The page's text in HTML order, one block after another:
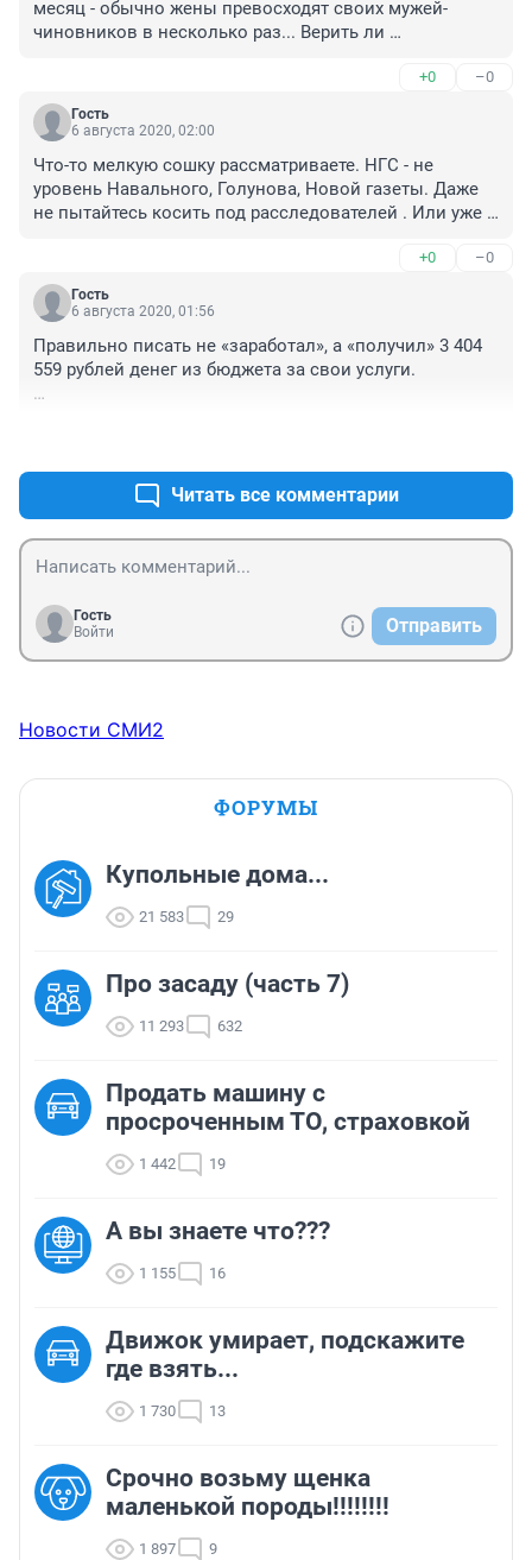
месяц - обычно жены превосходят своих мужей-
чиновников в несколько раз... Верить ли
+0 –0
Гость
6 августа 2020, 02:00
Что-то мелкую сошку рассматриваете. НГС - не
уровень Навального, Голунова, Новой газеты. Даже
не пытайтесь косить под расследователей . Или уже
+0 –0
Гость
6 августа 2020, 01:56
Правильно писать не «заработал», а «получил» 3 404
559 рублей денег из бюджета за свои услуги.
Читать все комментарии
Гость
Войти
Отправить
Новости СМИ2
ФОРУМЫ
Купольные дома...
21 583 29
Про засаду (часть 7)
11 293 632
Продать машину с
просроченным ТО, страховкой
1 442 19
А вы знаете что???
1 155 16
Движок умирает, подскажите
где взять...
1 730 13
Срочно возьму щенка
маленькой породы!!!!!!!!
1 897 9